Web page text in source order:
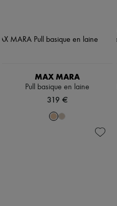
MAX MARA
Pull basique en laine
319 €